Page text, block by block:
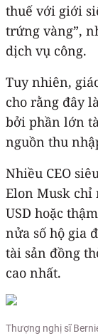
thuế với giới
trứng vàng”,
dịch vụ công.
Tuy nhiên,
cho rằng đây
bởi phần lớn
nguồn thu
Nhiều CEO
Elon Musk
USD hoặc
nửa số hộ gia
tài sản đồng
cao nhất.
Thượng nghị sĩ